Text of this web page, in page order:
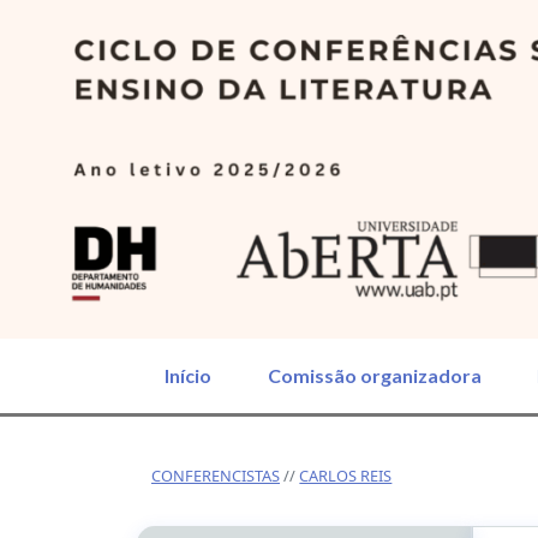
Ir para o conteúdo principal
Início Comissão organizadora
CONFERENCISTAS CARLOS REIS